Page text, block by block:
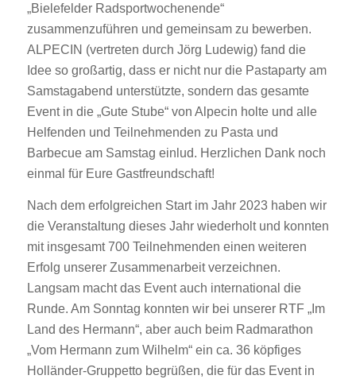
„Bielefelder Radsportwochenende“
zusammenzuführen und gemeinsam zu bewerben.
ALPECIN (vertreten durch Jörg Ludewig) fand die
Idee so großartig, dass er nicht nur die Pastaparty am
Samstagabend unterstützte, sondern das gesamte
Event in die „Gute Stube“ von Alpecin holte und alle
Helfenden und Teilnehmenden zu Pasta und
Barbecue am Samstag einlud. Herzlichen Dank noch
einmal für Eure Gastfreundschaft!
Nach dem erfolgreichen Start im Jahr 2023 haben wir
die Veranstaltung dieses Jahr wiederholt und konnten
mit insgesamt 700 Teilnehmenden einen weiteren
Erfolg unserer Zusammenarbeit verzeichnen.
Langsam macht das Event auch international die
Runde. Am Sonntag konnten wir bei unserer RTF „Im
Land des Hermann“, aber auch beim Radmarathon
„Vom Hermann zum Wilhelm“ ein ca. 36 köpfiges
Holländer-Gruppetto begrüßen, die für das Event in